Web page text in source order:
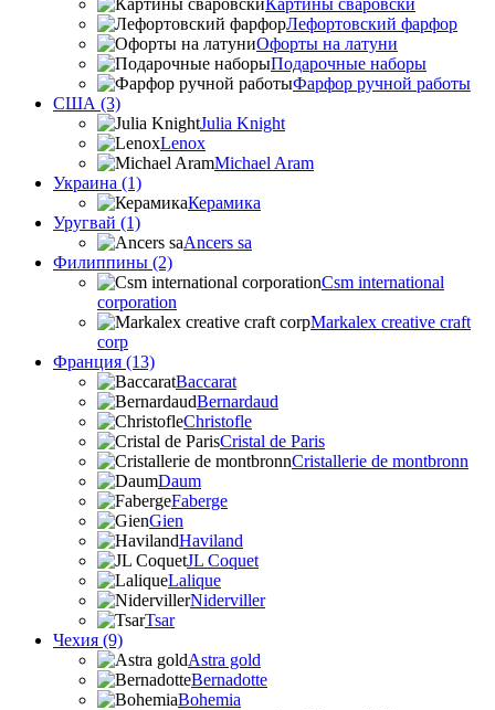
Картины сваровски
Лефортовский фарфор
Офорты на латуни
Подарочные наборы
Фарфор ручной работы
США (3)
Julia Knight
Lenox
Michael Aram
Украина (1)
Керамика
Уругвай (1)
Ancers sa
Филиппины (2)
Csm international
corporation
Markalex creative craft
corp
Франция (13)
Baccarat
Bernardaud
Christofle
Cristal de Paris
Cristallerie de montbronn
Daum
Faberge
Gien
Haviland
JL Coquet
Lalique
Niderviller
Tsar
Чехия (9)
Astra gold
Bernadotte
Bohemia